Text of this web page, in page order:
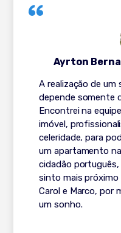
A realização de
depende somente
Encontrei na
imóvel,
celeridade, para
um apartamento
cidadão
sinto mais próximo
Carol e Marco, por
um sonho.
Ayrton